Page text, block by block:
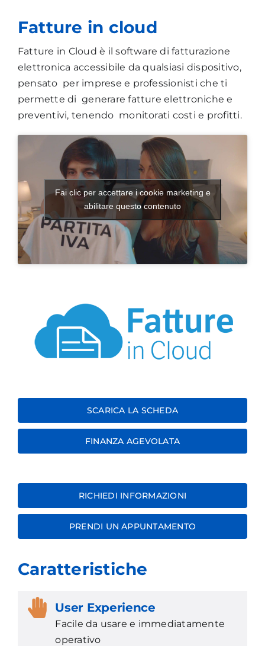
Fatture in cloud
Fatture in Cloud è il software di fatturazione
elettronica accessibile da qualsiasi dispositivo,
pensato per imprese e professionisti che ti
permette di generare fatture elettroniche e
preventivi, tenendo monitorati costi e profitti.
Fai clic per accettare i cookie marketing e
abilitare questo contenuto
SCARICA LA SCHEDA
FINANZA AGEVOLATA
RICHIEDI INFORMAZIONI
PRENDI UN APPUNTAMENTO
Caratteristiche
User Experience
Facile da usare e immediatamente
operativo